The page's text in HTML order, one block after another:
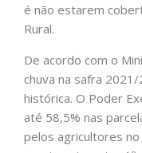
é não estarem
Rural.
De acordo com o
chuva na safra
histórica. O Poder
até 58,5% nas
pelos agricultores